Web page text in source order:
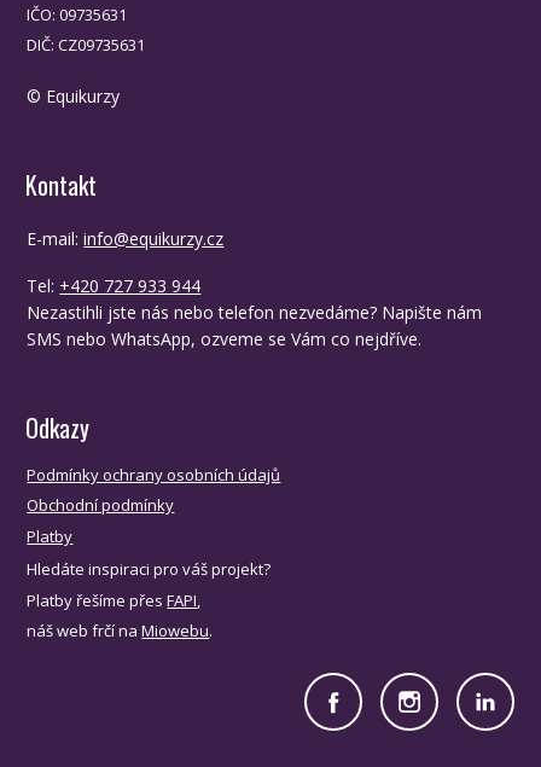
IČO: 09735631
DIČ: CZ09735631
© Equikurzy
Kontakt
E-mail:info@equikurzy.cz
Tel: +420 727 933 944
Nezastihli jste nás nebo telefon nezvedáme? Napište nám
SMS nebo WhatsApp, ozveme se Vám co nejdříve.
Odkazy
Podmínky ochrany osobních údajů
Obchodní podmínky
Platby
Hledáte inspiraci pro váš projekt?
Platby řešíme přesFAPI,
náš web frčí naMiowebu.